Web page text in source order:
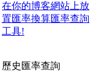
在你的博客網站上放
置匯率換算匯率查詢
工具!
歷史匯率查詢